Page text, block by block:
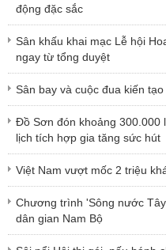
động đặc sắc
Sân khấu khai mạc Lễ hội
ngay từ tổng duyệt
Sân bay và cuộc đua kiến
Đồ Sơn đón khoảng 300.000
lịch tích hợp gia tăng sức hút
Việt Nam vượt mốc 2 triệu
Chương trình 'Sông nước
dân gian Nam Bộ